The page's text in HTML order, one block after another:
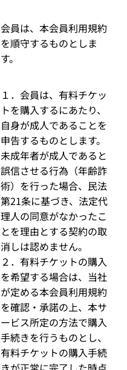
会員は、本会員利用規約
を順守するものとしま
す。
１．会員は、有料チケッ
トを購入するにあたり、
自身が成人であることを
申告するものとします。
未成年者が成人であると
誤信させる行為（年齢詐
術）を行った場合、民法
第21条に基づき、法定代
理人の同意がなかったこ
とを理由とする契約の取
消しは認めません。
２．有料チケットの購入
を希望する場合は、当社
が定める本会員利用規約
を確認・承諾の上、本サ
ービス所定の方法で購入
手続きを行うものとし、
有料チケットの購入手続